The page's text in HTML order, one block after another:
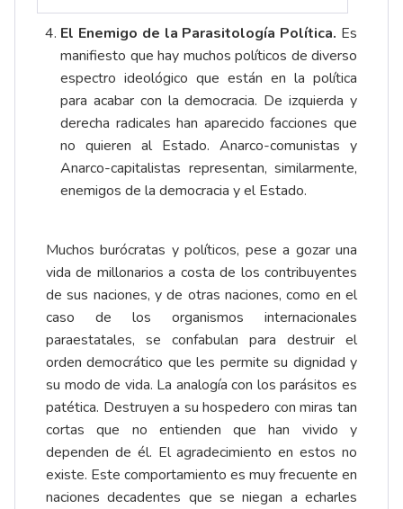
El Enemigo de la Parasitología Política. Es
manifiesto que hay muchos políticos de diverso
espectro ideológico que están en la política
para acabar con la democracia. De izquierda y
derecha radicales han aparecido facciones que
no quieren al Estado. Anarco-comunistas y
Anarco-capitalistas representan, similarmente,
enemigos de la democracia y el Estado.
Muchos burócratas y políticos, pese a gozar una
vida de millonarios a costa de los contribuyentes
de sus naciones, y de otras naciones, como en el
caso de los organismos internacionales
paraestatales, se confabulan para destruir el
orden democrático que les permite su dignidad y
su modo de vida. La analogía con los parásitos es
patética. Destruyen a su hospedero con miras tan
cortas que no entienden que han vivido y
dependen de él. El agradecimiento en estos no
existe. Este comportamiento es muy frecuente en
naciones decadentes que se niegan a echarles